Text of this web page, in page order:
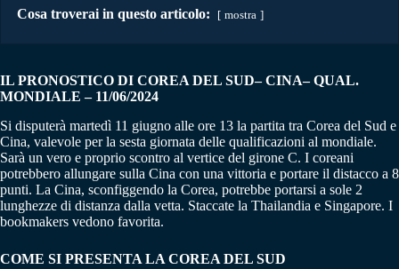
Cosa troverai in questo articolo: mostra
IL PRONOSTICO DI COREA DEL SUD– CINA– QUAL.
MONDIALE – 11/06/2024
Si disputerà martedì 11 giugno alle ore 13 la partita tra Corea del Sud e
Cina, valevole per la sesta giornata delle qualificazioni al mondiale.
Sarà un vero e proprio scontro al vertice del girone C. I coreani
potrebbero allungare sulla Cina con una vittoria e portare il distacco a 8
punti. La Cina, sconfiggendo la Corea, potrebbe portarsi a sole 2
lunghezze di distanza dalla vetta. Staccate la Thailandia e Singapore. I
bookmakers vedono favorita.
COME SI PRESENTA LA COREA DEL SUD